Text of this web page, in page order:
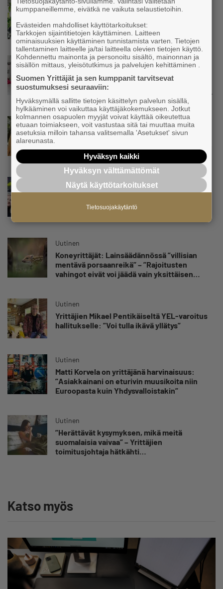
Uutinen
yritykselle uusia asiakkaita
Uutinen
syömishäiriöstä selvinnyt Mira Rinne: ”Kun
olen katsonut useasti kuolemaa silmiin, olen
oppinut kestämään myös yrittäjyyteen
kuuluvaa epävarmuutta”
Uutinen
Siivousyrittäjän työntekijä joutuu
suorittaakseen ajokortin – ”Ei aja syrjäseudun
etua”
Uutinen
Isät opettelevat kampauksia oluen äärellä –
Voimamiehen lettivideot poikivat yrittäjälle
satoja yhteydenottoja
Uutinen
Koneyrittäjät: Lainsäädännössä ”villisian
mentävä porsaanreikä” – ”Rajoitusten
vahingot eivät voi jäädä vain yksittäisen
Uutinen
Yrittäjien Mikael Pentikäiseltä YEL-varoitus
hallitukselle: ”Voi tulla ikävä yllätys”
Uutinen
Matti Korvela on yrittäjänä harvinaisuus:
”Asiakkainani on eturivin muusikoita niin
Euroopasta kuin Yhdysvalloistakin”
Uutinen
”Herättävät kysymyksen, mikä meitä
suomalaisia vaivaa” – Yrittäjien
toimitusjohtaja hätkähti
Katso myös
kumppaneillemme, eivätkä ne vaikuta selaustietoihin.
Evästeiden mahdolliset käyttötarkoitukset:
Tarkkojen sijaintitietojen käyttäminen. Laitteen
ominaisuuksien käyttäminen tunnistamista varten. Tietojen
tallentaminen laitteelle ja/tai laitteella olevien tietojen käyttö.
Kohdennettu mainonta ja personoitu sisältö, mainonnan ja
sisällön mittaus, yleisötutkimus ja palvelujen kehittäminen .
Suomen Yrittäjät ja sen kumppanit tarvitsevat
suostumuksesi seuraaviin:
Hyväksymällä sallitte tietojen käsittelyn palvelun sisällä,
hylkääminen voi vaikuttaa käyttäjäkokemukseen. Jotkut
kolmannen osapuolen myyjät voivat käyttää oikeutettua
etuaan toimiakseen, voit vastustaa sitä tai muuttaa muita
asetuksia milloin tahansa valitsemalla 'Asetukset' sivun
alareunasta.
Hyväksyn kaikki
Hyväksyn välttämättömät
Näytä käyttötarkoitukset
Tietosuojakäytäntö